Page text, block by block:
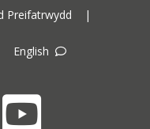
Preifatrwydd |
English
YouTube